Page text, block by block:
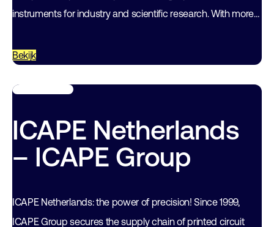
instruments for industry and scientific research. With more
Bekijk
ICAPE Netherlands
– ICAPE Group
ICAPE Netherlands: the power of precision! Since 1999,
ICAPE Group secures the supply chain of printed circuit